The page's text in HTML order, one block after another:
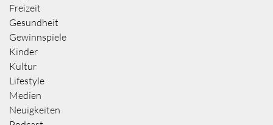
Freizeit
Gesundheit
Gewinnspiele
Kinder
Kultur
Lifestyle
Medien
Neuigkeiten